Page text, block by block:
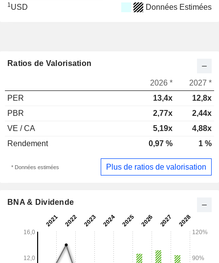
1USD Données Estimées
Ratios de Valorisation
2026 *
2027 *
PER
13,4x
12,8x
PBR
2,77x
2,44x
VE / CA
5,19x
4,88x
Rendement
0,97 % 1 %
* Données estimées Plus de ratios de valorisation
BNA & Dividende